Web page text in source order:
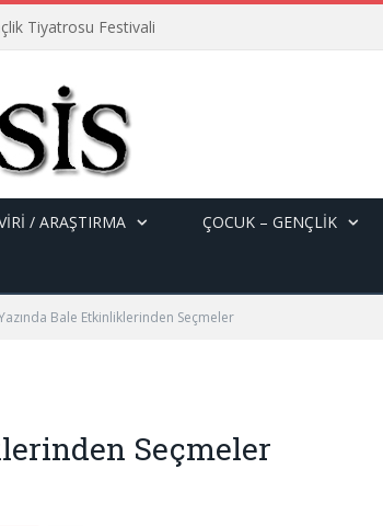
Tiyatrosu Festivali
/ ARAŞTIRMA ÇOCUK – GENÇLIK
Bale Etkinliklerinden Seçmeler
Seçmeler